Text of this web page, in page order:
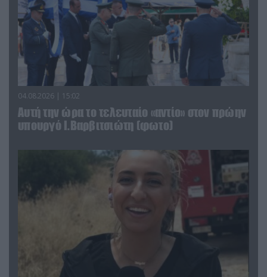
04.08.2026 | 15:02
Αυτή την ώρα το τελευταίο «αντίο» στον πρώην
υπουργό Ι.Βαρβιτσιώτη (φωτο)